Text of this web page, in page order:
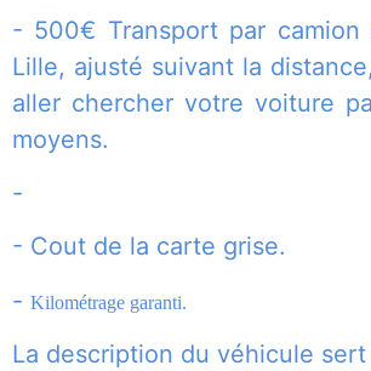
- 500€ Transport par camion
Lille, ajusté suivant la
aller chercher votre voiture
moyens.
-
- Cout de la carte grise.
- Kilométrage garanti.
La description du véhicule